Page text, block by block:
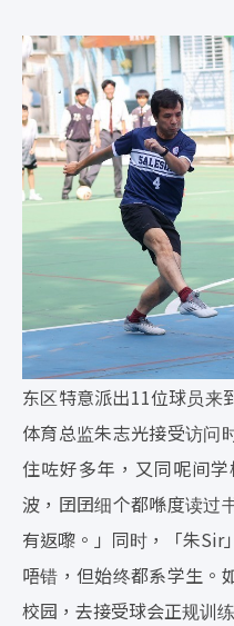
东区特意派出11位球员来
体育总监朱志光接受访问
住咗好多年，又同呢间
波，囝囝细个都喺度读过
有返嚟。」同时，「朱Sir
唔错，但始终都系学生。
校园，去接受球会正规训练